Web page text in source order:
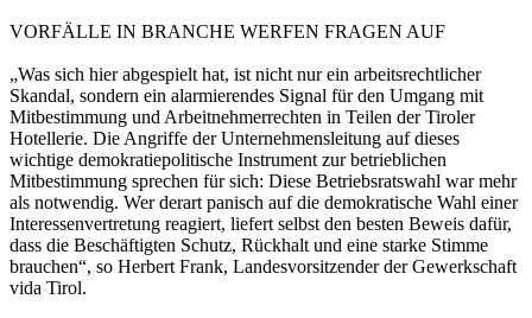
VORFÄLLE IN BRANCHE WERFEN FRAGEN AUF
„Was sich hier abgespielt hat, ist nicht nur ein arbeitsrechtlicher
Skandal, sondern ein alarmierendes Signal für den Umgang mit
Mitbestimmung und Arbeitnehmerrechten in Teilen der Tiroler
Hotellerie. Die Angriffe der Unternehmensleitung auf dieses
wichtige demokratiepolitische Instrument zur betrieblichen
Mitbestimmung sprechen für sich: Diese Betriebsratswahl war mehr
als notwendig. Wer derart panisch auf die demokratische Wahl einer
Interessenvertretung reagiert, liefert selbst den besten Beweis dafür,
dass die Beschäftigten Schutz, Rückhalt und eine starke Stimme
brauchen“, so Herbert Frank, Landesvorsitzender der Gewerkschaft
vida Tirol.